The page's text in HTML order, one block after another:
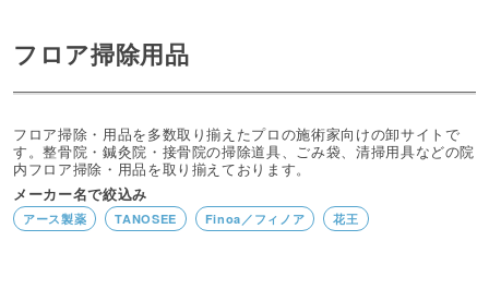
フロア掃除用品
フロア掃除・用品を多数取り揃えたプロの施術家向けの卸サイトで
す。整骨院・鍼灸院・接骨院の掃除道具、ごみ袋、清掃用具などの院
内フロア掃除・用品を取り揃えております。
メーカー名で絞込み
アース製薬 TANOSEE Finoa／フィノア 花王